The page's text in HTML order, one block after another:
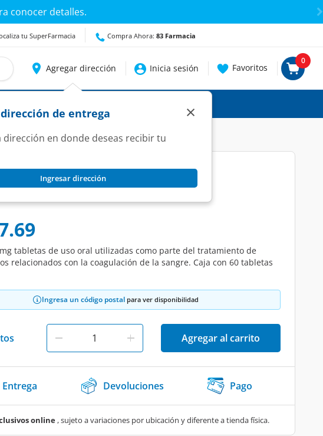
conocer detalles.
tu SuperFarmacia Compra Ahora: 83 Farmacia
Agregar dirección
de entrega
dirección en donde deseas recibir tu
Ingresar dirección
×
Inicia sesión Favoritos
0
mg, 60 Tabletas.
tabletas de uso oral utilizadas como parte del tratamiento de
relacionados con la coagulación de la sangre. Caja con 60 tabletas
Ingresa un código postal para ver disponibilidad
Agregar al carrito
Entrega Devoluciones Pago
online, sujeto a variaciones por ubicación y diferente a tienda física.